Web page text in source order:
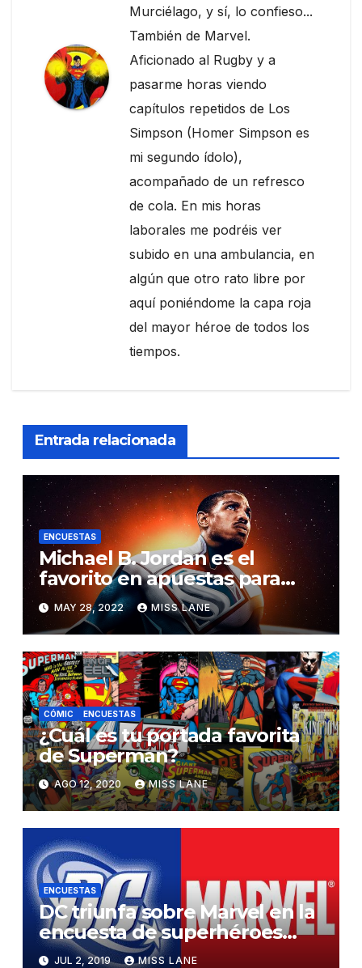
Murciélago, y sí, lo confieso...
También de Marvel.
Aficionado al Rugby y a
pasarme horas viendo
capítulos repetidos de Los
Simpson (Homer Simpson es
mi segundo ídolo),
acompañado de un refresco
de cola. En mis horas
laborales me podréis ver
subido en una ambulancia, en
algún que otro rato libre por
aquí poniéndome la capa roja
del mayor héroe de todos los
tiempos.
Entrada relacionada
ENCUESTAS
Michael B. Jordan es el
favorito en apuestas para
interpretar al próximo
Superman
MAY 28, 2022 MISS LANE
CÓMIC ENCUESTAS
¿Cuál es tu portada favorita
de Superman?
AGO 12, 2020 MISS LANE
ENCUESTAS
DC triunfa sobre Marvel en la
encuesta de superhéroes
estatales en Estados Unidos
JUL 2, 2019 MISS LANE